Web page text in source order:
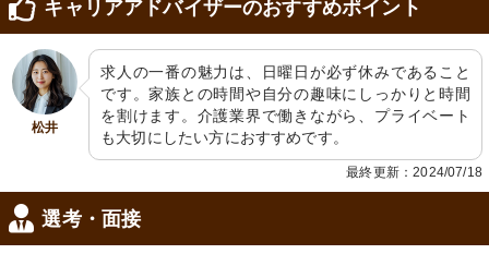
キャリアアドバイザーのおすすめポイント
松井
求人の一番の魅力は、日曜日が必ず休みであること
です。家族との時間や自分の趣味にしっかりと時間
を割けます。介護業界で働きながら、プライベート
も大切にしたい方におすすめです。
最終更新：2024/07/18
選考・面接